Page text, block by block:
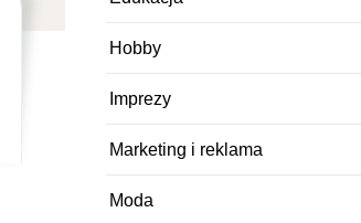
Hobby
Imprezy
Marketing i reklama
Moda